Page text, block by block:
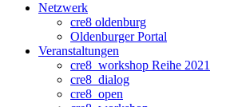
Netzwerk
cre8 oldenburg
Oldenburger Portal
Veranstaltungen
cre8_workshop Reihe 2021
cre8_dialog
cre8_open